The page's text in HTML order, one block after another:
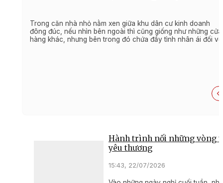
Trong căn nhà nhỏ nằm xen giữa khu dân cư kinh doanh
đông đúc, nếu nhìn bên ngoài thì cũng giống như những cửa
hàng khác, nhưng bên trong đó chứa đầy tình nhân ái đối
Hành trình nối những vòng
yêu thương
15:43, 22/07/2026